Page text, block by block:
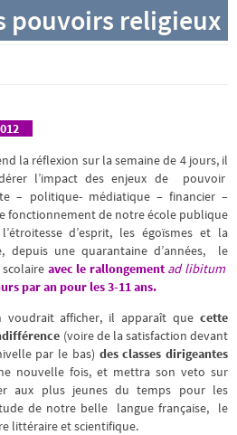
pouvoirs religieux
la réflexion sur la semaine de 4 jours, il
l’impact des enjeux de pouvoir
– politique- médiatique – financier –
fonctionnement de notre école publique
d’esprit, les égoïsmes et la
une quarantaine d’années, le
avec le rallongement ad libitum
par an pour les 3-11 ans.
voudrait afficher, il apparaît que cette
(voire de la satisfaction devant
par le bas) des classes dirigeantes
nouvelle fois, et mettra son veto sur
aux plus jeunes du temps pour les
de notre belle langue française, le
littéraire et scientifique.